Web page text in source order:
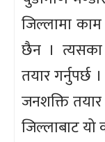
जिल्लामा
छैन । त्यसका
तयार गर्नुपर्छ
जनशक्ति
जिल्लाबाट यो